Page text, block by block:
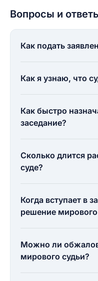
Вопросы и
Как подать
Как я узнаю, что
Как быстро
заседание?
Сколько длится
суде?
Когда вступает в
решение мирового
Можно ли
мирового судьи?